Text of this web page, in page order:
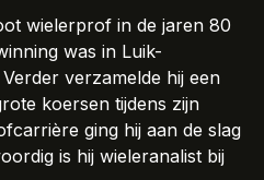
wielerprof in de jaren 80
was in Luik-
verzamelde hij een
koersen tijdens zijn
ging hij aan de slag
is hij wieleranalist bij